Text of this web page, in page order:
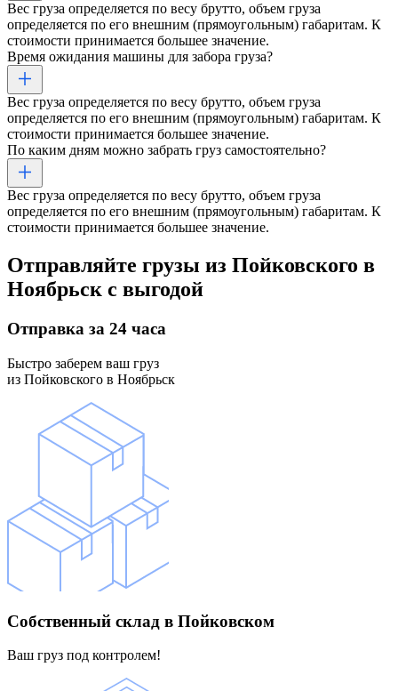
Вес груза определяется по весу брутто, объем груза
определяется по его внешним (прямоугольным) габаритам. К
стоимости принимается большее значение.
Время ожидания машины для забора груза?
Вес груза определяется по весу брутто, объем груза
определяется по его внешним (прямоугольным) габаритам. К
стоимости принимается большее значение.
По каким дням можно забрать груз самостоятельно?
Вес груза определяется по весу брутто, объем груза
определяется по его внешним (прямоугольным) габаритам. К
стоимости принимается большее значение.
Отправляйте грузы из Пойковского в
Ноябрьск с выгодой
Отправка за 24 часа
Быстро заберем ваш груз
из Пойковского в Ноябрьск
Собственный склад в Пойковском
Ваш груз под контролем!